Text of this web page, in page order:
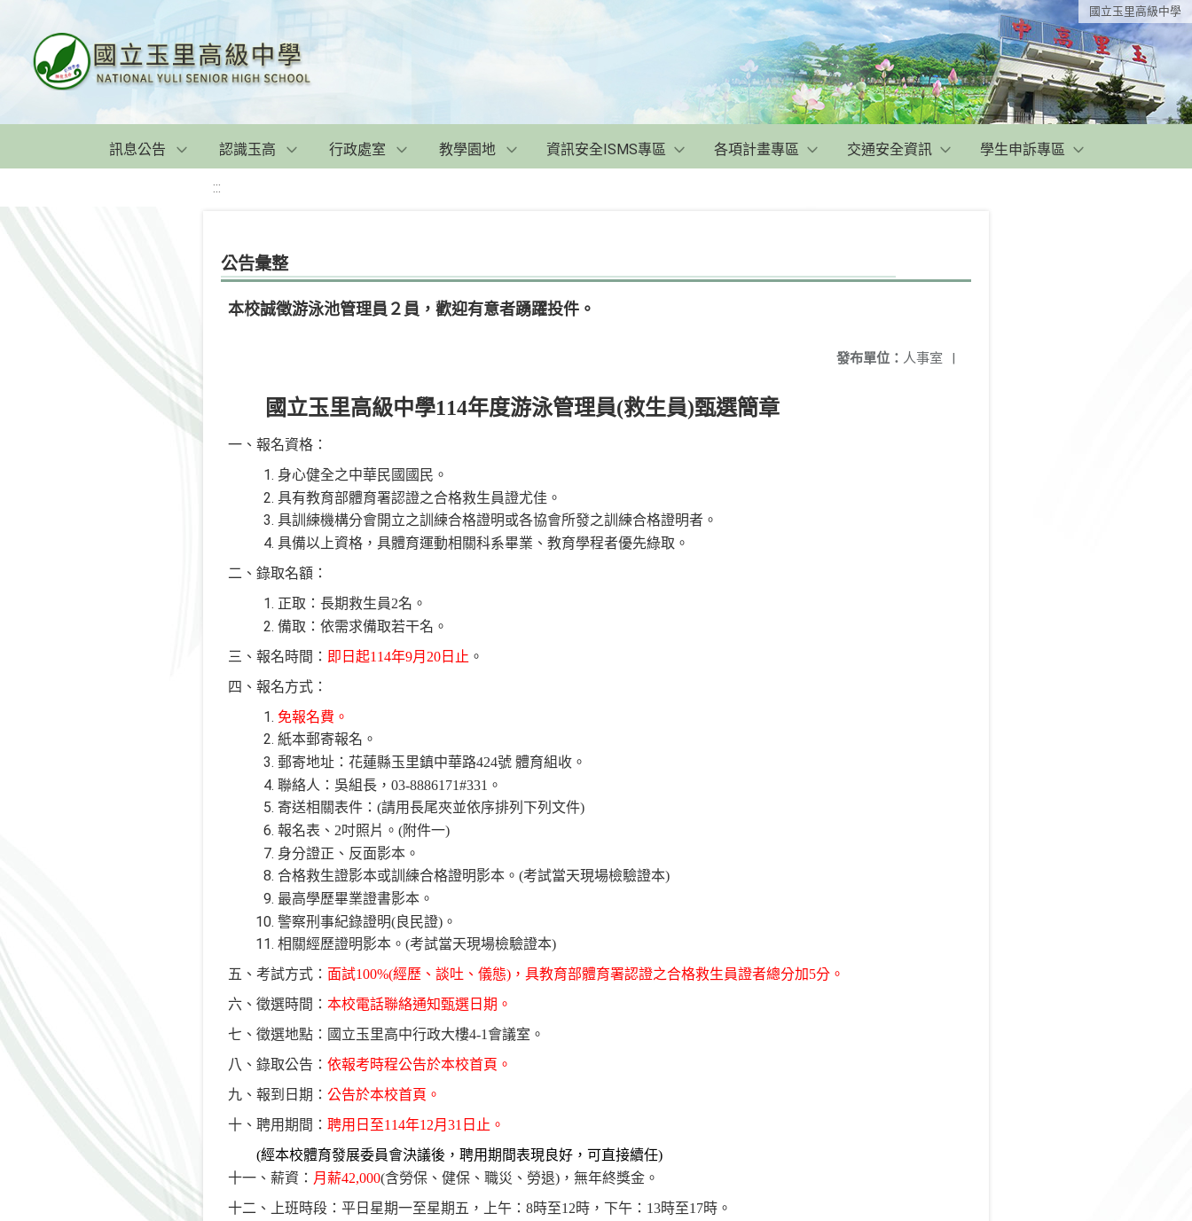
國立玉里高級中學
訊息公告 認識玉高 行政處室 教學園地 資訊安全ISMS專區 各項計畫專區 交通安全資訊 學生申訴專區
:::
公告彙整
本校誠徵游泳池管理員２員，歡迎有意者踴躍投件。
發布單位： 人事室 |
國立玉里高級中學114年度游泳管理員(救生員)甄選簡章
一、報名資格：
身心健全之中華民國國民。
具有教育部體育署認證之合格救生員證尤佳。
具訓練機構分會開立之訓練合格證明或各協會所發之訓練合格證明者。
具備以上資格，具體育運動相關科系畢業、教育學程者優先綠取。
二、錄取名額：
正取：長期救生員2名。
備取：依需求備取若干名。
三、報名時間： 即日起114年9月 20 日止 。
四、報名方式：
免報名費。
紙本郵寄報名。
郵寄地址：花蓮縣玉里鎮中華路424號 體育組收。
聯絡人：吳組長， 03-8886171#331 。
寄送相關表件： (請用長尾夾並依序排列下列文件)
報名表、 2吋照片。 (附件一)
身分證正、反面影本。
合格救生證影本或訓練合格證明影本。 (考試當天現場檢驗證本)
最高學歷畢業證書影本。
警察刑事紀錄證明( 良民證) 。
相關經歷證明影本。 (考試當天現場檢驗證本)
五、考試方式： 面試100%(經歷、談吐、儀態) ，具教育部體育署認證之合格救生員證者總分加5分。
六、徵選時間： 本校電話聯絡通知甄選日期。
七、徵選地點：國立玉里高中行政大樓4-1會議室。
八、錄取公告： 依報考時程公告於本校首頁。
九、報到日期： 公告於本校首頁。
十、聘用期間： 聘用日至114年12月 31 日止。
(經本校體育發展委員會決議後，聘用期間表現良好，可直接續任)
十一、薪資： 月薪42,000(含勞保、健保、職災、勞退) ，無年終獎金。
十二、上班時段：平日星期一至星期五，上午： 8時至12時，下午： 13時至17時。